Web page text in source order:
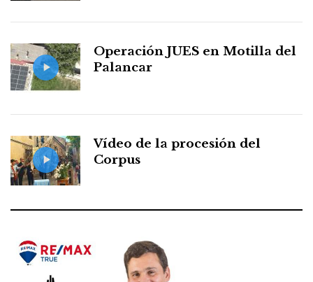
Operación JUES en Motilla del
Palancar
Vídeo de la procesión del
Corpus